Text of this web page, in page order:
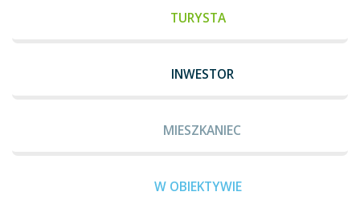
TURYSTA
INWESTOR
MIESZKANIEC
W OBIEKTYWIE